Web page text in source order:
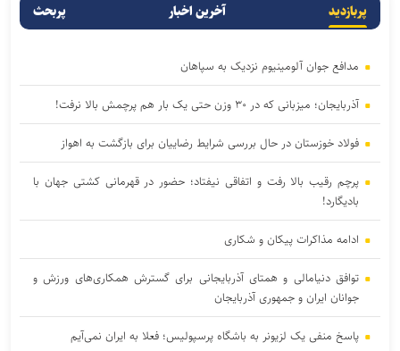
پربازدید آخرین اخبار پربحث
مدافع جوان آلومینیوم نزدیک به سپاهان
آذربایجان؛ میزبانی که در ۳۰ وزن حتی یک بار هم پرچمش بالا نرفت!
فولاد خوزستان در حال بررسی شرایط رضاییان برای بازگشت به اهواز
پرچم رقیب بالا رفت و اتفاقی نیفتاد؛ حضور در قهرمانی کشتی جهان با
بادیگارد!
ادامه مذاکرات پیکان و شکاری
توافق دنیامالی و همتای آذربایجانی برای گسترش همکاری‌های ورزش و
جوانان ایران و جمهوری آذربایجان
پاسخ منفی یک لزیونر به باشگاه پرسپولیس؛ فعلا به ایران نمی‌آیم